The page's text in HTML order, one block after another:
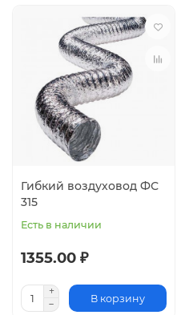
Гибкий воздуховод ФС
315
Есть в наличии
1355.00 ₽
В корзину